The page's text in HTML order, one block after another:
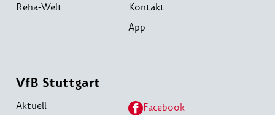
Reha-Welt
Kontakt
App
VfB Stuttgart
Aktuell
Facebook